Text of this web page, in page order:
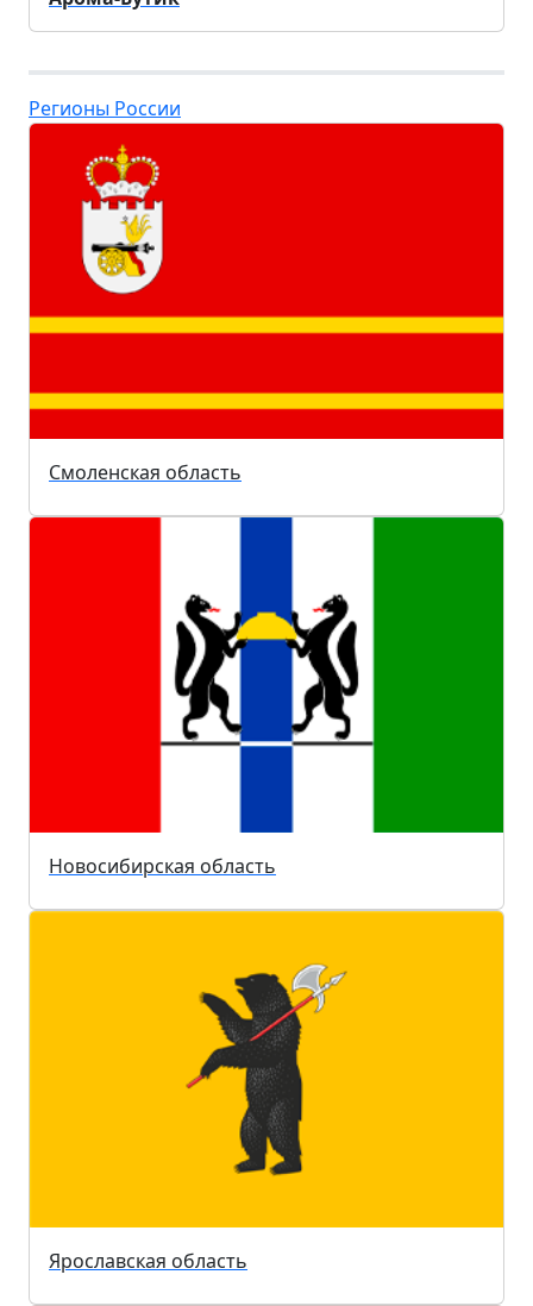
Регионы России
Смоленская область
Новосибирская область
Ярославская область